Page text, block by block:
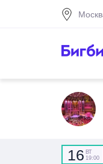
16 ВТ
19:00